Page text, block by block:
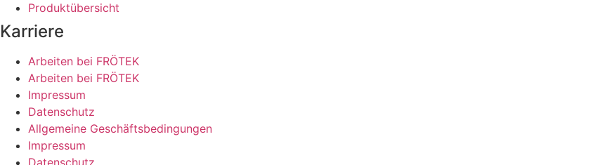
Produktübersicht
Karriere
Arbeiten bei FRÖTEK
Arbeiten bei FRÖTEK
Impressum
Datenschutz
Allgemeine Geschäftsbedingungen
Impressum